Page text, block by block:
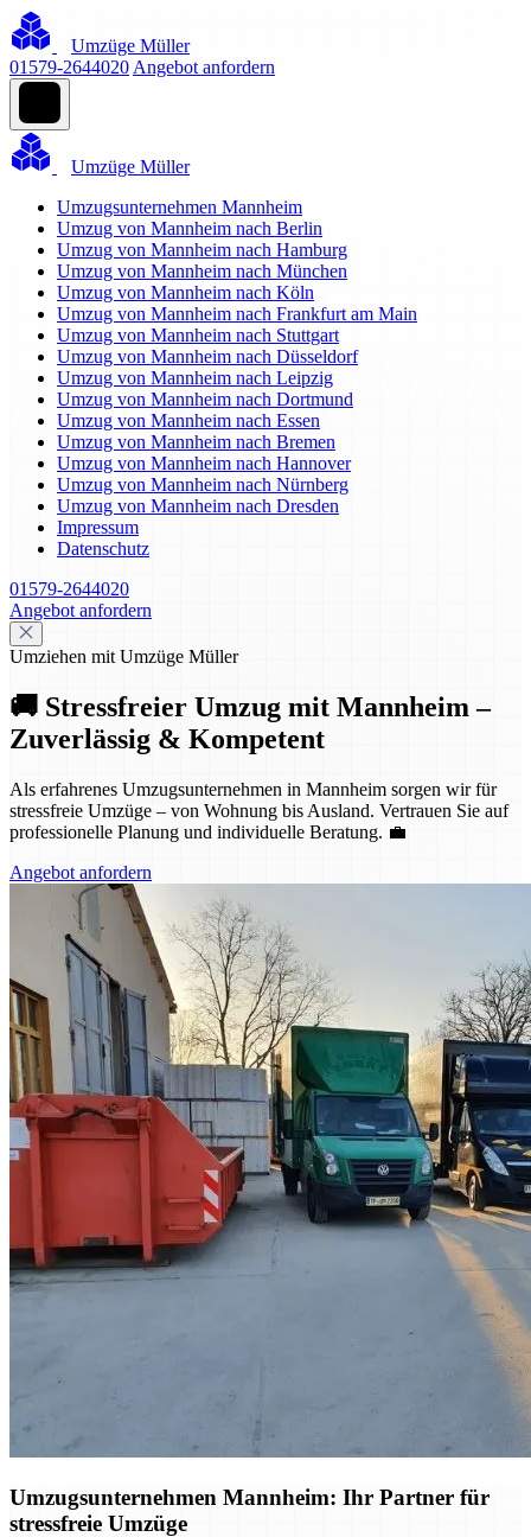
Umzüge Müller
01579-2644020 Angebot anfordern
Umzüge Müller
Umzugsunternehmen Mannheim
Umzug von Mannheim nach Berlin
Umzug von Mannheim nach Hamburg
Umzug von Mannheim nach München
Umzug von Mannheim nach Köln
Umzug von Mannheim nach Frankfurt am Main
Umzug von Mannheim nach Stuttgart
Umzug von Mannheim nach Düsseldorf
Umzug von Mannheim nach Leipzig
Umzug von Mannheim nach Dortmund
Umzug von Mannheim nach Essen
Umzug von Mannheim nach Bremen
Umzug von Mannheim nach Hannover
Umzug von Mannheim nach Nürnberg
Umzug von Mannheim nach Dresden
Impressum
Datenschutz
01579-2644020
Angebot anfordern
Umziehen mit Umzüge Müller
🚚 Stressfreier Umzug mit Mannheim –
Zuverlässig & Kompetent
Als erfahrenes Umzugsunternehmen in Mannheim sorgen wir für
stressfreie Umzüge – von Wohnung bis Ausland. Vertrauen Sie auf
professionelle Planung und individuelle Beratung. 💼
Angebot anfordern
Umzugsunternehmen Mannheim: Ihr Partner für
stressfreie Umzüge